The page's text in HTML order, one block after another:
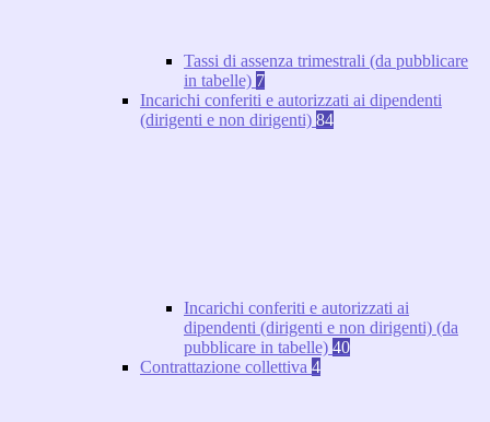
Tassi di assenza trimestrali (da pubblicare
in tabelle) 7
Incarichi conferiti e autorizzati ai dipendenti
(dirigenti e non dirigenti) 84
Incarichi conferiti e autorizzati ai
dipendenti (dirigenti e non dirigenti) (da
pubblicare in tabelle) 40
Contrattazione collettiva 4